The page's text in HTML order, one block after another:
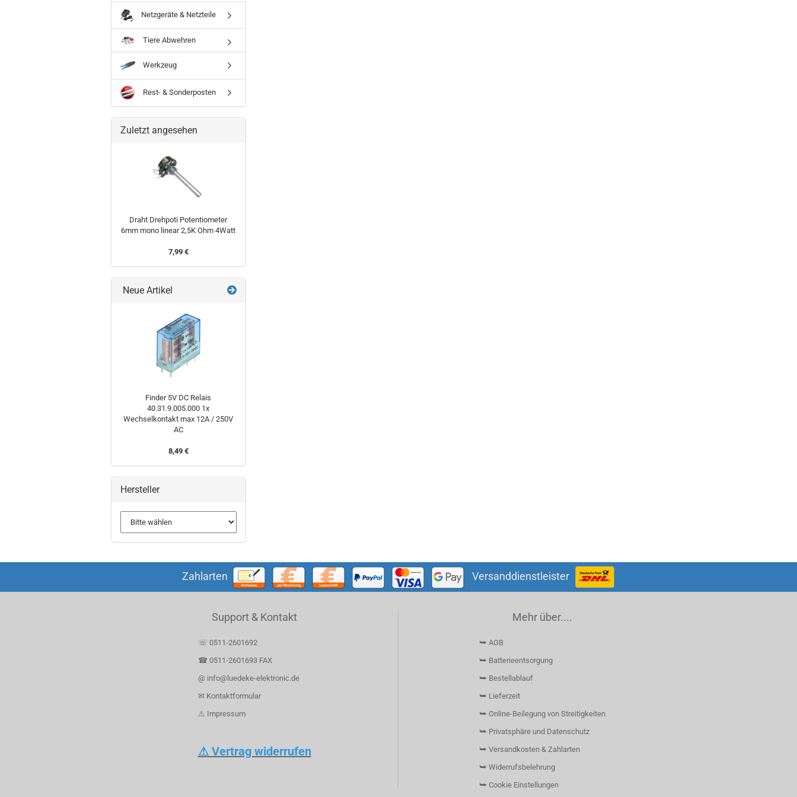
Netzgeräte & Netzteile
Tiere Abwehren
Werkzeug
Rest- & Sonderposten
Zuletzt angesehen
Draht Drehpoti Potentiometer
6mm mono linear 2,5K Ohm 4Watt
7,99 €
Neue Artikel
Finder 5V DC Relais
40.31.9.005.000 1x
Wechselkontakt max 12A / 250V
AC
8,49 €
Hersteller
Zahlarten Versanddienstleister
Support & Kontakt
☏ 0511-2601692
☎ 0511-2601693 FAX
@ info@luedeke-elektronic.de
✉ Kontaktformular
⚠ Impressum
⚠ Vertrag widerrufen
Mehr über....
⮩ AGB
⮩ Batterieentsorgung
⮩ Bestellablauf
⮩ Lieferzeit
⮩ Online-Beilegung von Streitigkeiten
⮩ Privatsphäre und Datenschutz
⮩ Versandkosten & Zahlarten
⮩ Widerrufsbelehrung
⮩ Cookie Einstellungen